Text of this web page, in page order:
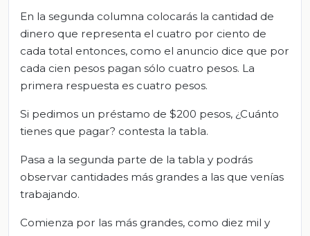
En la segunda columna colocarás la cantidad de
dinero que representa el cuatro por ciento de
cada total entonces, como el anuncio dice que por
cada cien pesos pagan sólo cuatro pesos. La
primera respuesta es cuatro pesos.
Si pedimos un préstamo de $200 pesos, ¿Cuánto
tienes que pagar? contesta la tabla.
Pasa a la segunda parte de la tabla y podrás
observar cantidades más grandes a las que venías
trabajando.
Comienza por las más grandes, como diez mil y